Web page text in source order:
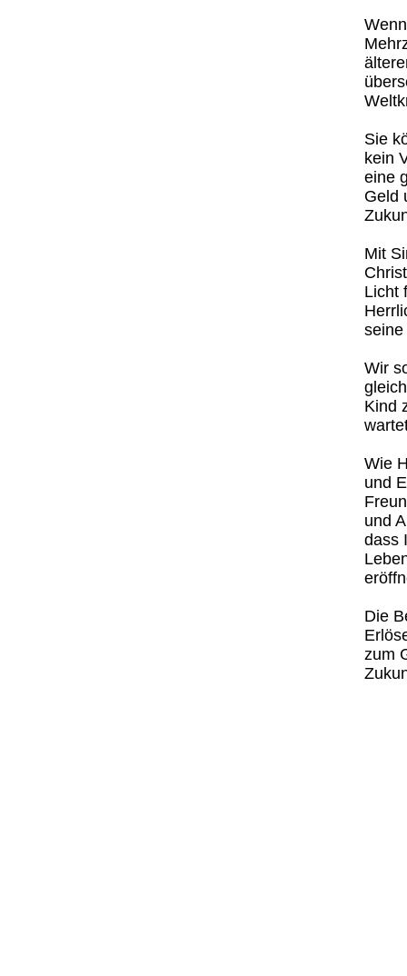
Sie
kein
eine
Geld
Mit
Licht
Wir
Kind
Wie
und
und
dass
Die
zum